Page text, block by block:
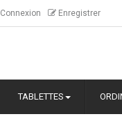
Connexion Enregistrer
TABLETTES